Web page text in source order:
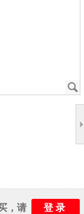
J
，请 登录